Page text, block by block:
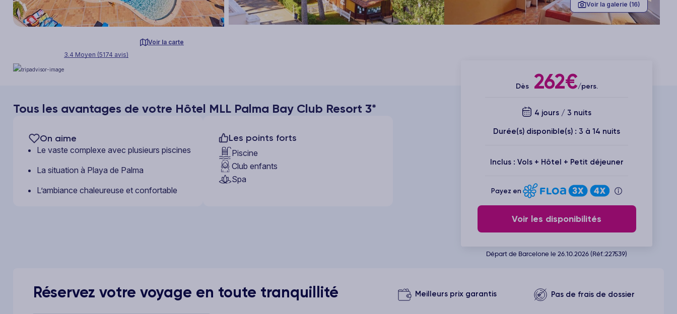
Voir la galerie (16)
3.4 Moyen (5174 avis)
Voir la carte
Tous les avantages de votre Hôtel MLL Palma Bay Club Resort 3*
On aime
Le vaste complexe avec plusieurs piscines
La situation à Playa de Palma
L’ambiance chaleureuse et confortable
Les points forts
Piscine
Club enfants
Spa
Dès262€/pers.
4 jours / 3 nuits
Durée(s) disponible(s) : 3 à 14 nuits
Inclus : Vols + Hôtel + Petit déjeuner
Payez en
Voir les disponibilités
Départ de Barcelone le 26.10.2026 (Réf.:227539)
Réservez votre voyage en toute tranquillité Meilleurs prix garantis Pas de frais de dossier